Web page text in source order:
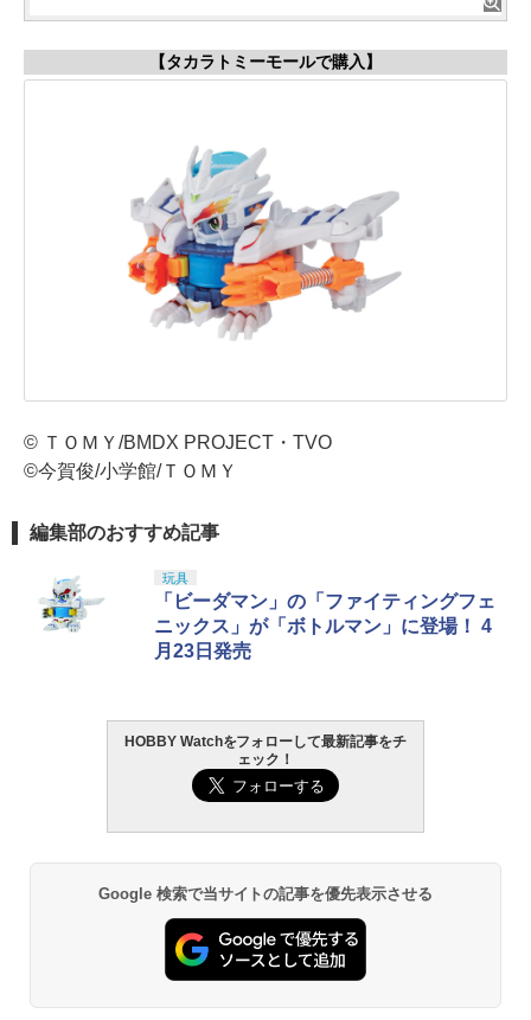
【タカラトミーモールで購入】
© ＴＯＭＹ/BMDX PROJECT・TVO
©今賀俊/小学館/ＴＯＭＹ
編集部のおすすめ記事
玩具
「ビーダマン」の「ファイティングフェ
ニックス」が「ボトルマン」に登場！ 4
月23日発売
HOBBY Watchをフォローして最新記事をチ
ェック！
Google 検索で当サイトの記事を優先表示させる